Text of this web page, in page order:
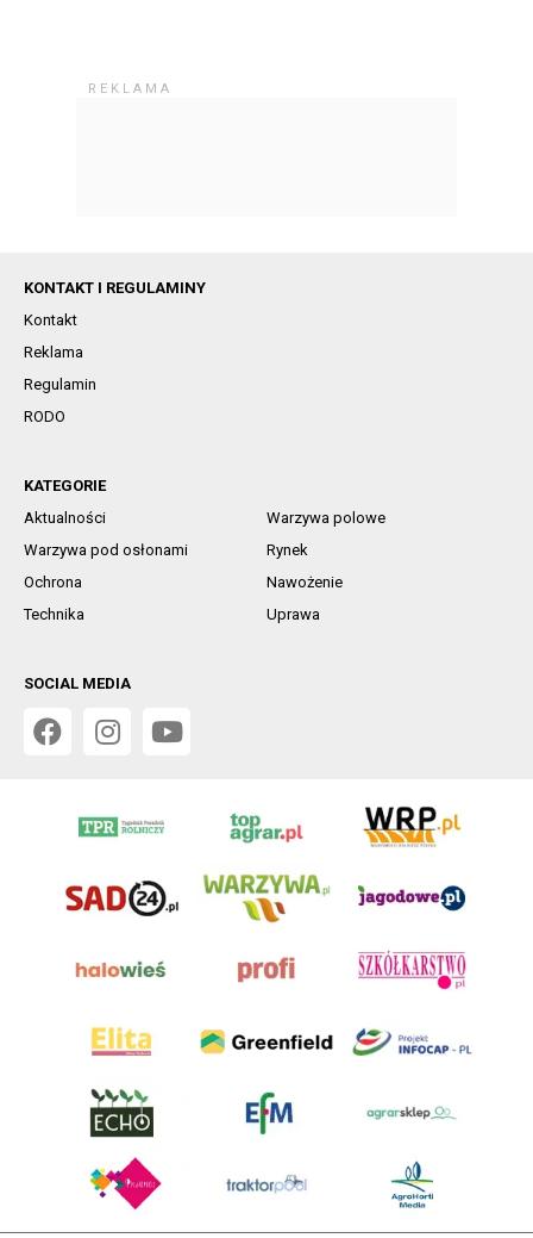
KONTAKT I REGULAMINY
Kontakt
Reklama
Regulamin
RODO
KATEGORIE
Aktualności
Warzywa polowe
Warzywa pod osłonami
Rynek
Ochrona
Nawożenie
Technika
Uprawa
SOCIAL MEDIA